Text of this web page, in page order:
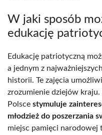
W jaki sposób
edukację
Edukację patriotyczną
a jednym z
historii. Te zajęcia
zrozumienie dziejów
Polsce stymuluje
młodzież do poszerzania
miejsc pamięci narodowej